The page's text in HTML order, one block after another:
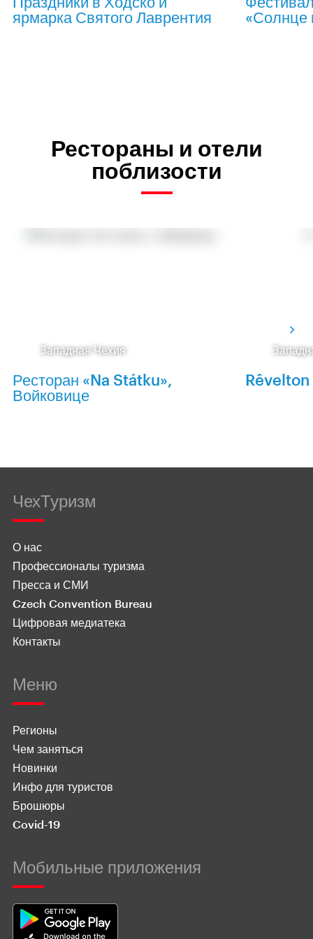
ярмарка Святого Лаврентия
«Солнце
Рестораны и отели
поблизости
Западная Чехия
Ресторан «Na Státku»,
Войковице
ЧехТуризм
О нас
Профессионалы туризма
Пресса и СМИ
Czech Convention Bureau
Цифровая медиатека
Контакты
Меню
Регионы
Чем заняться
Новинки
Инфо для туристов
Брошюры
Covid-19
Мобильные приложения